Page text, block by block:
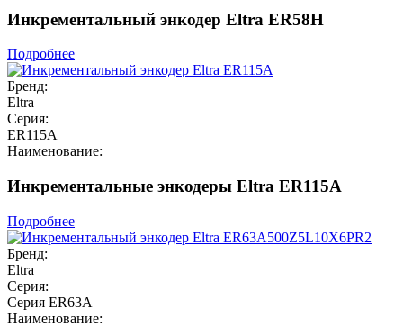
Инкрементальный энкодер Eltra ER58H
Подробнее
Бренд:
Eltra
Серия:
ER115A
Наименование:
Инкрементальные энкодеры Eltra ER115A
Подробнее
Бренд:
Eltra
Серия:
Серия ER63A
Наименование: